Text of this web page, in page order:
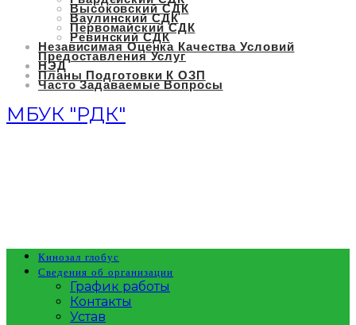
Высоковский СДК
Ваулинский СДК
Первомайский СДК
Ревинский СДК
Независимая Оценка Качества Условий
Предоставления Услуг
НЭД
Планы Подготовки К ОЗП
Часто Задаваемые Вопросы
МБУК "РДК"
Кинозал глобус
Сведения об организации
График работы
Контакты
Устав